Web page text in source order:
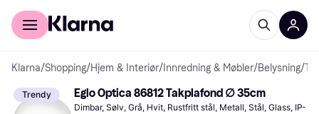
For kunder
Klarna/Shopping/Hjem & Interiør/ Innredning & Møbler/Belysning/
Trendy Eglo Optica 86812 Takplafond ∅ 35cm
Dimbar, Sølv, Grå, Hvit, Rustfritt stål, Metall, Stål, Glass, IP-